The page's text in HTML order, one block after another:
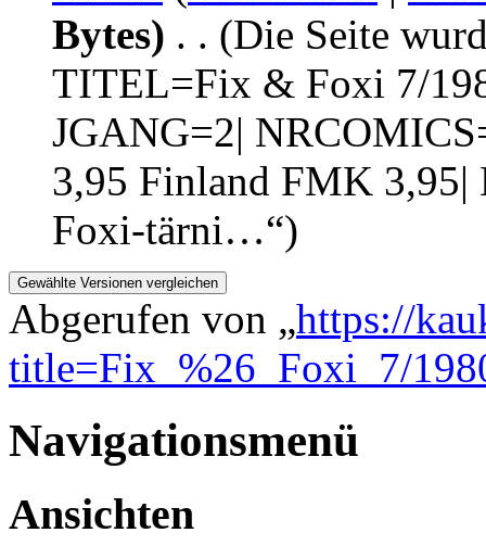
Bytes) . . (Die Seite
TITEL=Fix & Foxi 7/
JGANG=2|
3,95 Finland FMK
Foxi-tärni…“)
Abgerufen von „https://
title=Fix_%26_Foxi_7/
Navigationsmenü
Ansichten